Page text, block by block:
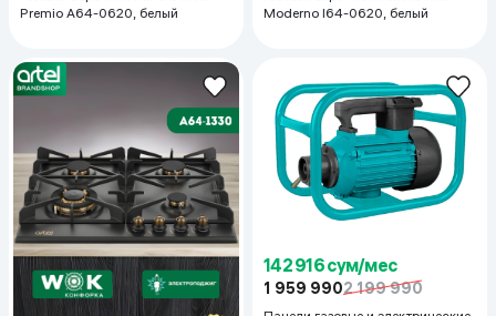
Premio A64-0620, белый
Moderno I64-0620, белый
142 916 сум/мес
1 959 9902 199 990